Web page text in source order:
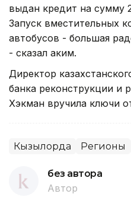
выдан кредит на сумму
Запуск вместительных
автобусов - большая
- сказал аким.
Директор
банка реконструкции и
Хэкман вручила ключи
Кызылорда Регионы
без автора
Автор